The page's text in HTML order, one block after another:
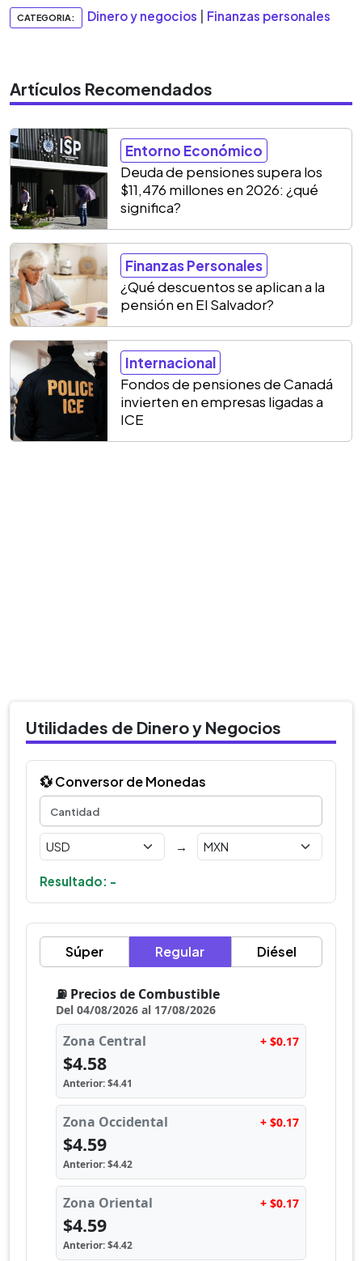
CATEGORIA: Dinero y negocios Finanzas personales
Artículos Recomendados
Entorno Económico
Deuda de pensiones supera los
$11,476 millones en 2026: ¿qué
significa?
Finanzas Personales
¿Qué descuentos se aplican a la
pensión en El Salvador?
Internacional
Fondos de pensiones de Canadá
invierten en empresas ligadas a
ICE
Utilidades de Dinero y Negocios
💱 Conversor de Monedas
→
Resultado: -
Súper Regular Diésel